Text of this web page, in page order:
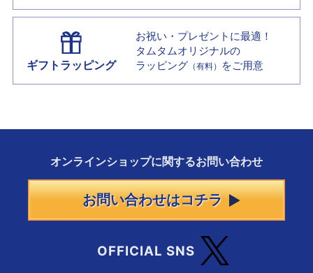
ギフトラッピング
お祝い・プレゼントに最適！
タムタムオリジナルの
ラッピング （有料） をご用意
オンラインショップに関するお問い合わせ
お問い合わせはコチラ
OFFICIAL SNS